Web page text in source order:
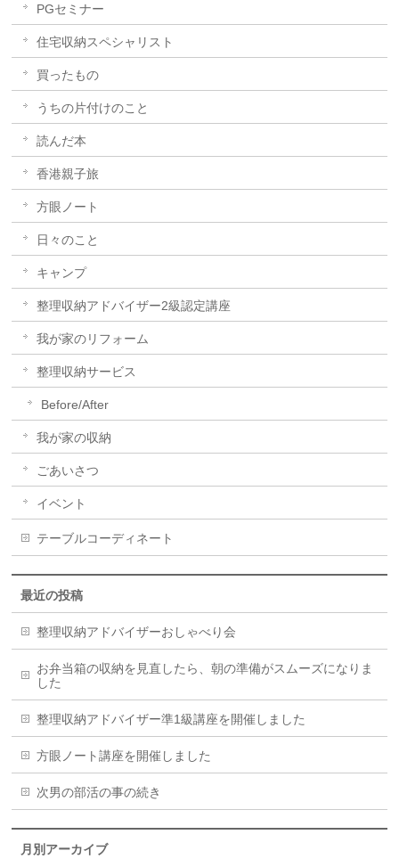
PGセミナー
住宅収納スペシャリスト
買ったもの
うちの片付けのこと
読んだ本
香港親子旅
方眼ノート
日々のこと
キャンプ
整理収納アドバイザー2級認定講座
我が家のリフォーム
整理収納サービス
Before/After
我が家の収納
ごあいさつ
イベント
テーブルコーディネート
最近の投稿
整理収納アドバイザーおしゃべり会
お弁当箱の収納を見直したら、朝の準備がスムーズになりま
した
整理収納アドバイザー準1級講座を開催しました
方眼ノート講座を開催しました
次男の部活の事の続き
月別アーカイブ